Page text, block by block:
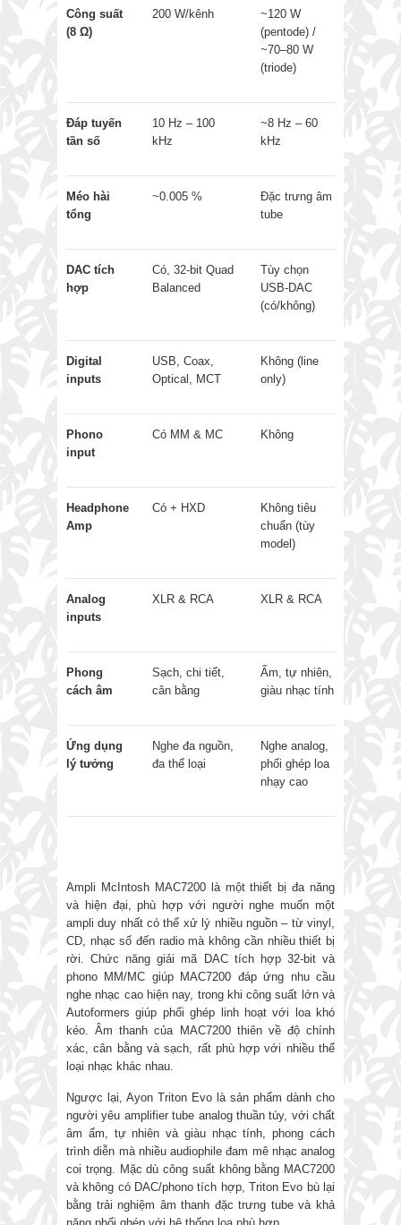
Công suất
(8 Ω)
200 W/kênh
~120 W
(pentode) /
~70–80 W
(triode)
Đáp tuyến
tần số
10 Hz – 100
kHz
~8 Hz – 60
kHz
Méo hài
tổng
~0.005 %
Đặc trưng âm
tube
DAC tích
hợp
Có, 32-bit Quad
Balanced
Tùy chọn
USB-DAC
(có/không)
Digital
inputs
USB, Coax,
Optical, MCT
Không (line
only)
Phono
input
Có MM & MC Không
Headphone
Amp
Có + HXD
Không tiêu
chuẩn (tùy
model)
Analog
inputs
XLR & RCA XLR & RCA
Phong
cách âm
Sạch, chi tiết,
cân bằng
Ấm, tự nhiên,
giàu nhạc tính
Ứng dụng
lý tưởng
Nghe đa nguồn,
đa thể loại
Nghe analog,
phối ghép loa
nhạy cao
Ampli McIntosh MAC7200 là một thiết bị đa năng
và hiện đại, phù hợp với người nghe muốn một
ampli duy nhất có thể xử lý nhiều nguồn – từ vinyl,
CD, nhạc số đến radio mà không cần nhiều thiết bị
rời. Chức năng giải mã DAC tích hợp 32-bit và
phono MM/MC giúp MAC7200 đáp ứng nhu cầu
nghe nhạc cao hiện nay, trong khi công suất lớn và
Autoformers giúp phối ghép linh hoạt với loa khó
kéo. Âm thanh của MAC7200 thiên về độ chính
xác, cân bằng và sạch, rất phù hợp với nhiều thể
loại nhạc khác nhau.
Ngược lại, Ayon Triton Evo là sản phẩm dành cho
người yêu amplifier tube analog thuần túy, với chất
âm ấm, tự nhiên và giàu nhạc tính, phong cách
trình diễn mà nhiều audiophile đam mê nhạc analog
coi trọng. Mặc dù công suất không bằng MAC7200
và không có DAC/phono tích hợp, Triton Evo bù lại
bằng trải nghiệm âm thanh đặc trưng tube và khả